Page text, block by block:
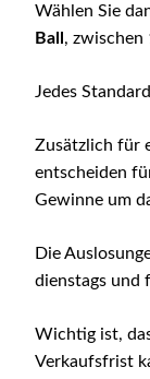
Wählen Sie
Ball , zwischen
Jedes
Zusätzlich für
entscheiden
Gewinne um
Die
dienstags und
Wichtig ist,
Verkaufsfrist